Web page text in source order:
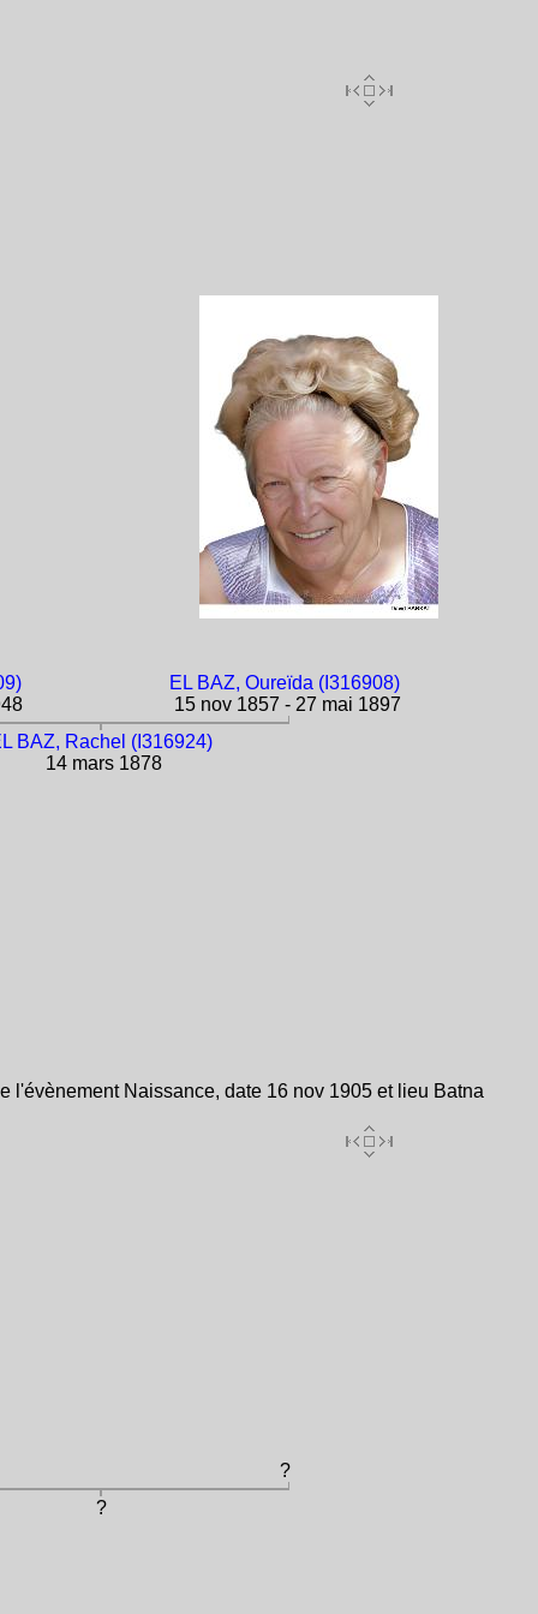
EL BAZ, Oureïda (I316908)
15 nov 1857 - 27 mai 1897
BAZ, Rachel (I316924)
14 mars 1878
l'évènement Naissance, date 16 nov 1905 et lieu Batna
?
?